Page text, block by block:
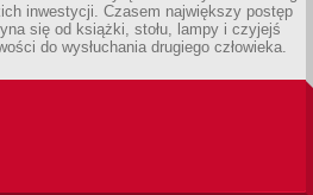
inwestycji. Czasem największy postęp
się od książki, stołu, lampy i czyjejś
do wysłuchania drugiego człowieka.